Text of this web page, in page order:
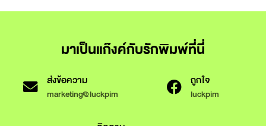
มาเป็นแก๊งค์กับรักพิมพ์ที่นี่
ส่งข้อความ
marketing@luckpim
ถูกใจ
luckpim